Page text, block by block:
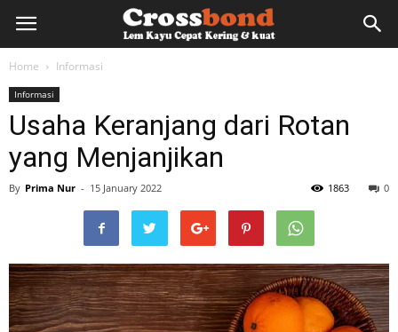
lemkayu.net
Lem
HPL,
Home Informasi
Informasi
Usaha Keranjang dari Rotan
yang Menjanjikan
By Prima Nur - 15 January 2022 0
1863